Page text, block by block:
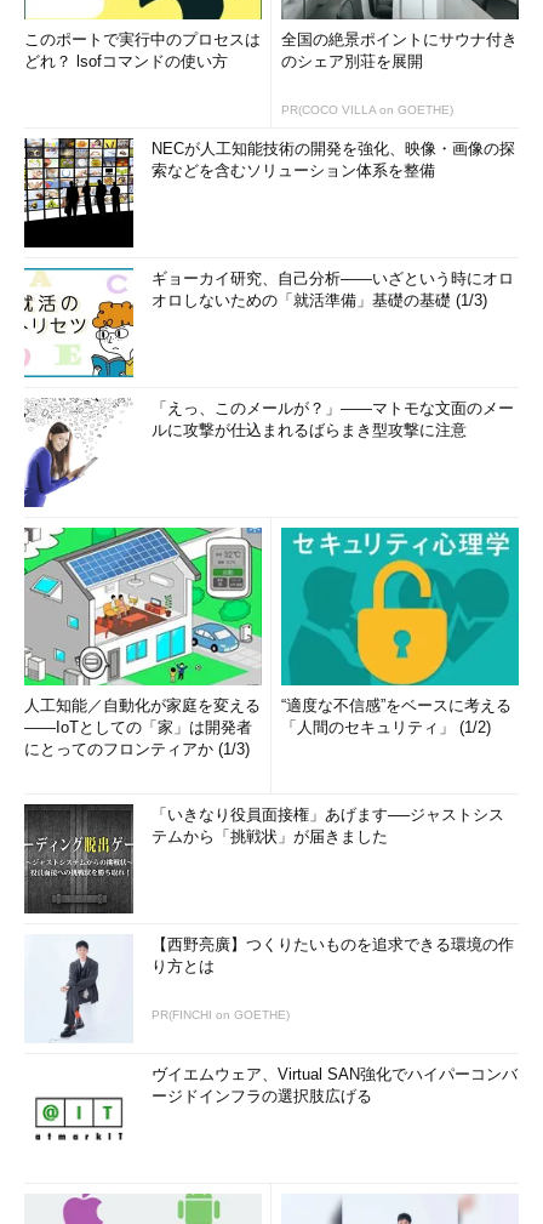
このポートで実行中のプロセスは
どれ？ lsofコマンドの使い方
全国の絶景ポイントにサウナ付き
のシェア別荘を展開
PR(COCO VILLA on GOETHE)
NECが人工知能技術の開発を強化、映像・画像の探
索などを含むソリューション体系を整備
ギョーカイ研究、自己分析――いざという時にオロ
オロしないための「就活準備」基礎の基礎 (1/3)
「えっ、このメールが？」――マトモな文面のメー
ルに攻撃が仕込まれるばらまき型攻撃に注意
人工知能／自動化が家庭を変える
――IoTとしての「家」は開発者
にとってのフロンティアか (1/3)
“適度な不信感”をベースに考える
「人間のセキュリティ」 (1/2)
「いきなり役員面接権」あげます──ジャストシス
テムから「挑戦状」が届きました
【西野亮廣】つくりたいものを追求できる環境の作
り方とは
PR(FINCHI on GOETHE)
ヴイエムウェア、Virtual SAN強化でハイパーコンバ
ージドインフラの選択肢広げる